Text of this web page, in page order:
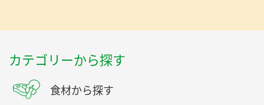
カテゴリーから探す
食材から探す